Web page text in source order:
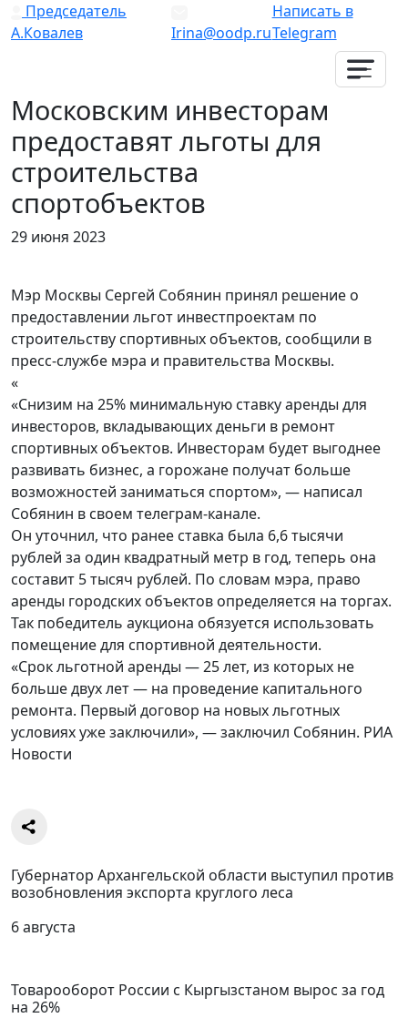
Председатель
А.Ковалев
Irina@oodp.ru
Написать в
Telegram
Московским инвесторам
предоставят льготы для
строительства
спортобъектов
29 июня 2023
Мэр Москвы Сергей Собянин принял решение о
предоставлении льгот инвестпроектам по
строительству спортивных объектов, сообщили в
пресс-службе мэра и правительства Москвы.
«
«Снизим на 25% минимальную ставку аренды для
инвесторов, вкладывающих деньги в ремонт
спортивных объектов. Инвесторам будет выгоднее
развивать бизнес, а горожане получат больше
возможностей заниматься спортом», — написал
Собянин в своем телеграм-канале.
Он уточнил, что ранее ставка была 6,6 тысячи
рублей за один квадратный метр в год, теперь она
составит 5 тысяч рублей. По словам мэра, право
аренды городских объектов определяется на торгах.
Так победитель аукциона обязуется использовать
помещение для спортивной деятельности.
«Срок льготной аренды — 25 лет, из которых не
больше двух лет — на проведение капитального
ремонта. Первый договор на новых льготных
условиях уже заключили», — заключил Собянин. РИА
Новости
Губернатор Архангельской области выступил против
возобновления экспорта круглого леса
6 августа
Товарооборот России с Кыргызстаном вырос за год
на 26%